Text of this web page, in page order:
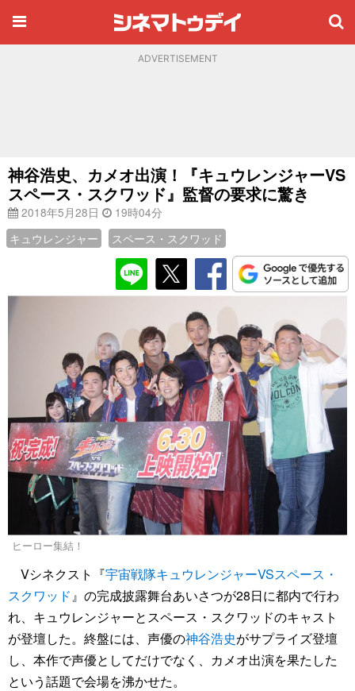
ADVERTISEMENT
神谷浩史、カメオ出演！『キュウレンジャーVS
スペース・スクワッド』監督の要求に驚き
2018年5月28日
19時04分
キュウレンジャー
スペース・スクワッド
ヒーロー集結！
Vシネクスト『宇宙戦隊キュウレンジャーVSスペース・
スクワッド』の完成披露舞台あいさつが28日に都内で行わ
れ、キュウレンジャーとスペース・スクワッドのキャスト
が登壇した。終盤には、声優の神谷浩史がサプライズ登壇
し、本作で声優としてだけでなく、カメオ出演を果たした
という話題で会場を沸かせた。